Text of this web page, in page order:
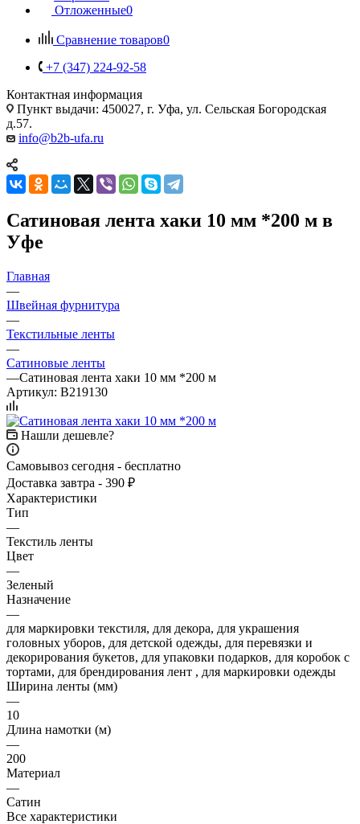
Отложенные0
Сравнение товаров0
+7 (347) 224-92-58
Контактная информация
Пункт выдачи: 450027, г. Уфа, ул. Сельская Богородская
д.57.
info@b2b-ufa.ru
Сатиновая лента хаки 10 мм *200 м в
Уфе
Главная
—
Швейная фурнитура
—
Текстильные ленты
—
Сатиновые ленты
—Сатиновая лента хаки 10 мм *200 м
Артикул: B219130
Нашли дешевле?
Самовывоз сегодня - бесплатно
Доставка завтра - 390 ₽
Характеристики
Тип
—
Текстиль ленты
Цвет
—
Зеленый
Назначение
—
для маркировки текстиля, для декора, для украшения
головных уборов, для детской одежды, для перевязки и
декорирования букетов, для упаковки подарков, для коробок с
тортами, для брендирования лент , для маркировки одежды
Ширина ленты (мм)
—
10
Длина намотки (м)
—
200
Материал
—
Сатин
Все характеристики